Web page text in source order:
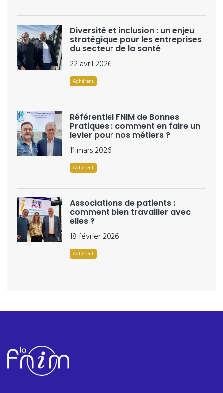
Diversité et inclusion : un enjeu
stratégique pour les entreprises
du secteur de la santé
22 avril 2026
Adhérent
Référentiel FNIM de Bonnes
Pratiques : comment en faire un
levier pour nos métiers ?
11 mars 2026
Adhérent
Associations de patients :
comment bien travailler avec
elles ?
18 février 2026
Adhérent